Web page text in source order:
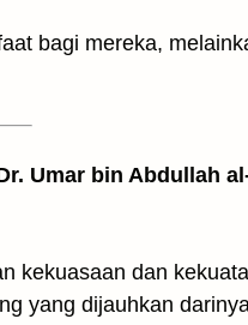
bagi mereka,
Umar bin Abdullah
kekuasaan dan
yang dijauhkan